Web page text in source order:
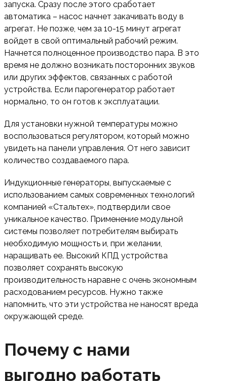
запуска. Сразу после этого сработает
автоматика – насос начнет закачивать воду в
агрегат. Не позже, чем за 10-15 минут агрегат
войдет в свой оптимальный рабочий режим.
Начнется полноценное производство пара. В это
время не должно возникать посторонних звуков
или других эффектов, связанных с работой
устройства. Если парогенератор работает
нормально, то он готов к эксплуатации.
Для установки нужной температуры можно
воспользоваться регулятором, который можно
увидеть на панели управления. От него зависит
количество создаваемого пара.
Индукционные генераторы, выпускаемые с
использованием самых современных технологий
компанией «Стальтех», подтвердили свое
уникальное качество. Применение модульной
системы позволяет потребителям выбирать
необходимую мощность и, при желании,
наращивать ее. Высокий КПД устройства
позволяет сохранять высокую
производительность наравне с очень экономным
расходованием ресурсов. Нужно также
напомнить, что эти устройства не наносят вреда
окружающей среде.
Почему с нами
выгодно работать